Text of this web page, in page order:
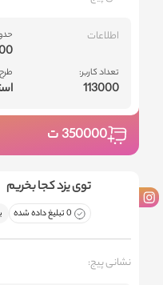
اطلاعات
تعداد کاربر:
113000
350000ت
توی یزد کجا بخریم
0 تبلیغ داده شده
نشانی پیج: